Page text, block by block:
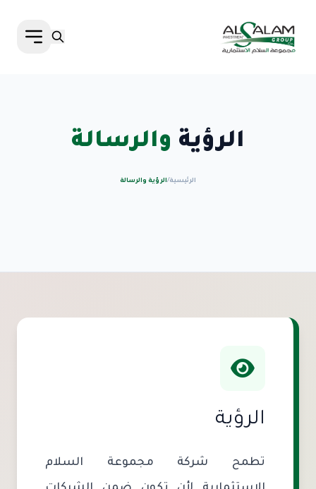
الرؤية والرسالة
الرئيسية/الرؤية والرسالة
الرؤية
تطمح شركة مجموعة السلام